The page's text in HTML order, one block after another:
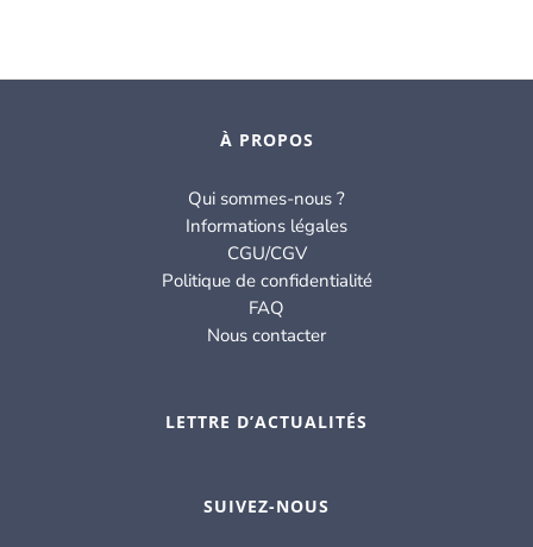
À PROPOS
Qui sommes-nous ?
Informations légales
CGU/CGV
Politique de confidentialité
FAQ
Nous contacter
LETTRE D’ACTUALITÉS
SUIVEZ-NOUS